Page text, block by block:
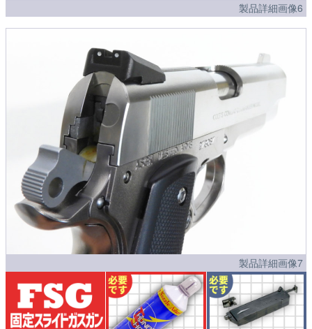
製品詳細画像6
製品詳細画像7